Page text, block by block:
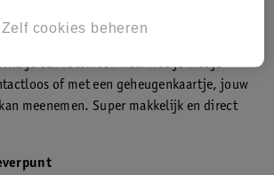
je een fotokiosk waarmee je met je
of met een geheugenkaartje, jouw
meenemen. Super makkelijk en direct
Zelf cookies beheren